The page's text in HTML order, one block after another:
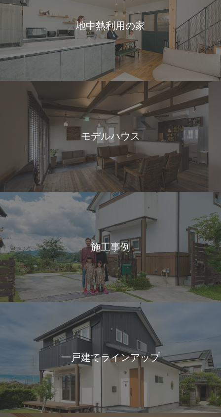
地中熱利用の家
モデルハウス
施工事例
一戸建てラインアップ